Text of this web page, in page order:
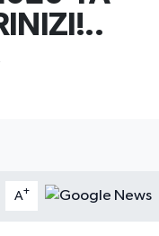
A+